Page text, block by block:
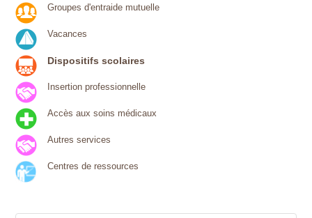
Groupes d'entraide mutuelle
Vacances
Dispositifs scolaires
Insertion professionnelle
Accès aux soins médicaux
Autres services
Centres de ressources